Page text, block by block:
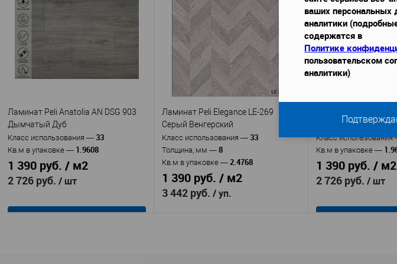
Производитель
Артикул
AN DSG 902 Дуб Грей
Материал
влагостойкая панель
ХДФ (древесноволокнистая плита
высокой плотности)
Страна—Турция
Наличие фаски, мм — V-Groove
Габариты, ДхШхВ, мм
1290х8х191
В избранное
В наличии
Производитель — Peli
Артикул —
Ламинат Peli Anatolia
AN PLT 906 Дуб Кофейный
Материал — влагостойкая панель
ХДФ (древесноволокнистая плита
высокой плотности)
— Турция
Класс использования — 33
Наличие фаски, мм V-Groove
Габариты, ДхШхВ, мм
1290х12х195
В избранное
Производитель—
Артикул—Ламинат
AN PLT 907 Дуб
Материал—
ХДФ
высокой плотности)
—
Габариты, ДхШхВ,
В избранное
Ламинат Peli Anatolia AN DSG 903
Дымчатый Дуб
Класс использования — 33
Кв.м в упаковке — 1.9608
1 390 руб. / м2
2 726 руб. / шт
Ламинат Peli Elegance LE-269
Серый Венгерский
Класс использования — 33
Толщина, мм — 8
Кв.м в упаковке — 2.4768
1 390 руб. / м2
3 442 руб. / уп.
Дуб Кремовый
Класс использования
Кв.м в упаковке —
1 390 руб. / м2
2 726 руб. / шт
ваших персональных
аналитики
содержатся в
Политике
пользовательском
аналитики)